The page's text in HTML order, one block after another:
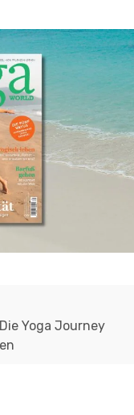
Die Yoga Journey